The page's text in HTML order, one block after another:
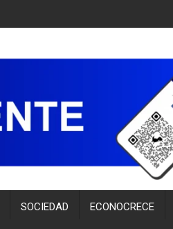
2026” PARA IMPULSAR A MICRO Y
SOCIEDAD ECONOCRECE